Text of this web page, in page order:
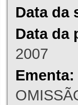
Data da
Data da
2007
Ementa: